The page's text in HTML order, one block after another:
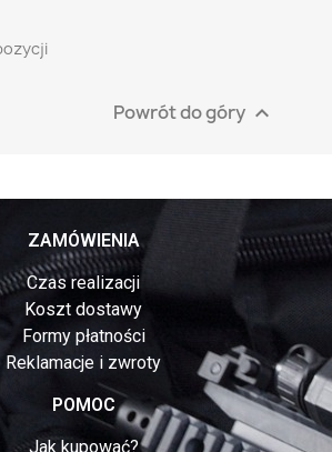
Powrót do góry 
ZAMÓWIENIA
Czas realizacji
Koszt dostawy
Formy płatności
Reklamacje i zwroty
POMOC
Jak kupować?